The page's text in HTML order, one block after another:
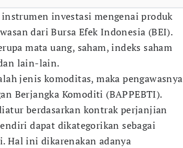
investasi mengenai produk
dari Bursa Efek Indonesia (BEI).
mata uang, saham, indeks saham
lain-lain.
jenis komoditas, maka pengawasnya
Berjangka Komoditi (BAPPEBTI).
berdasarkan kontrak perjanjian
dapat dikategorikan sebagai
Hal ini dikarenakan adanya